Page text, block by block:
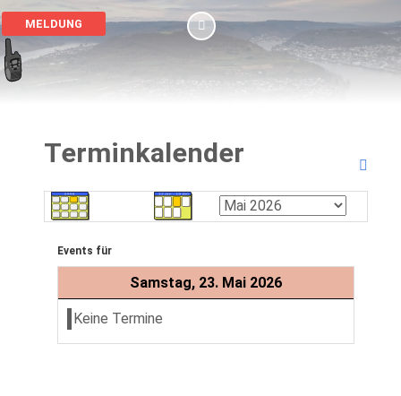
MELDUNG
Terminkalender
Events für
Samstag, 23. Mai 2026
Keine Termine